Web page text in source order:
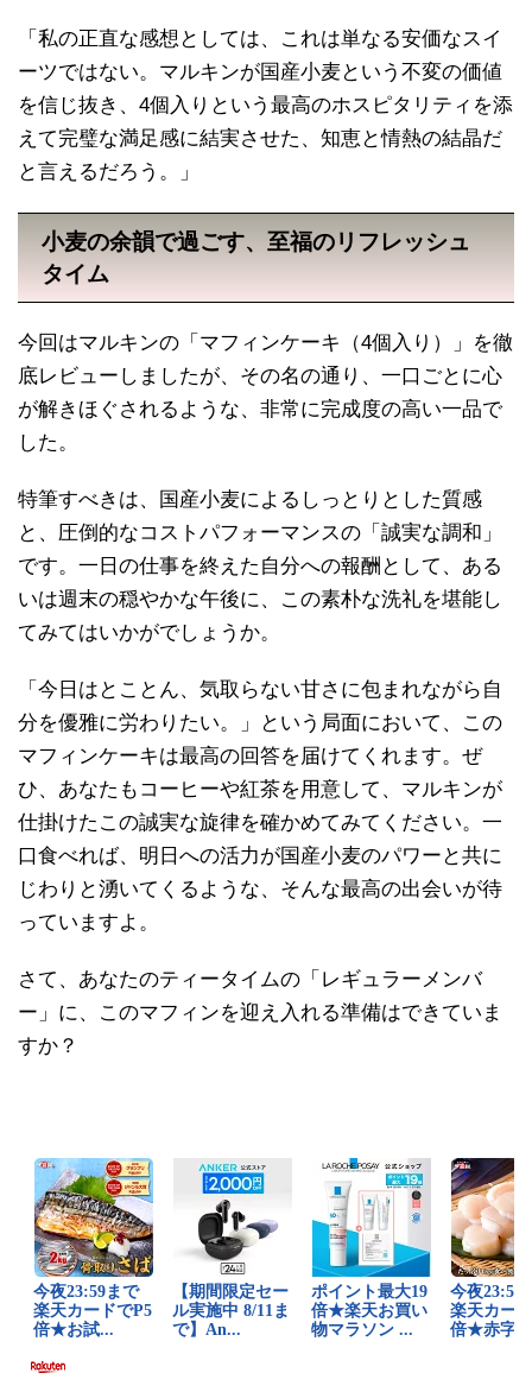
「私の正直な感想としては、これは単なる安価なスイ
ーツではない。マルキンが国産小麦という不変の価値
を信じ抜き、4個入りという最高のホスピタリティを添
えて完璧な満足感に結実させた、知恵と情熱の結晶だ
と言えるだろう。」
小麦の余韻で過ごす、至福のリフレッシュ
タイム
今回はマルキンの「マフィンケーキ（4個入り）」を徹
底レビューしましたが、その名の通り、一口ごとに心
が解きほぐされるような、非常に完成度の高い一品で
した。
特筆すべきは、国産小麦によるしっとりとした質感
と、圧倒的なコストパフォーマンスの「誠実な調和」
です。一日の仕事を終えた自分への報酬として、ある
いは週末の穏やかな午後に、この素朴な洗礼を堪能し
てみてはいかがでしょうか。
「今日はとことん、気取らない甘さに包まれながら自
分を優雅に労わりたい。」という局面において、この
マフィンケーキは最高の回答を届けてくれます。ぜ
ひ、あなたもコーヒーや紅茶を用意して、マルキンが
仕掛けたこの誠実な旋律を確かめてみてください。一
口食べれば、明日への活力が国産小麦のパワーと共に
じわりと湧いてくるような、そんな最高の出会いが待
っていますよ。
さて、あなたのティータイムの「レギュラーメンバ
ー」に、このマフィンを迎え入れる準備はできていま
すか？